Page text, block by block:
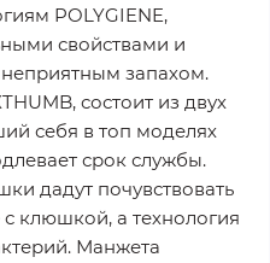
POLYGIENE,
свойствами и
запахом.
состоит из двух
себя в топ моделях
срок службы.
дадут почувствовать
клюшкой, а технология
Манжета